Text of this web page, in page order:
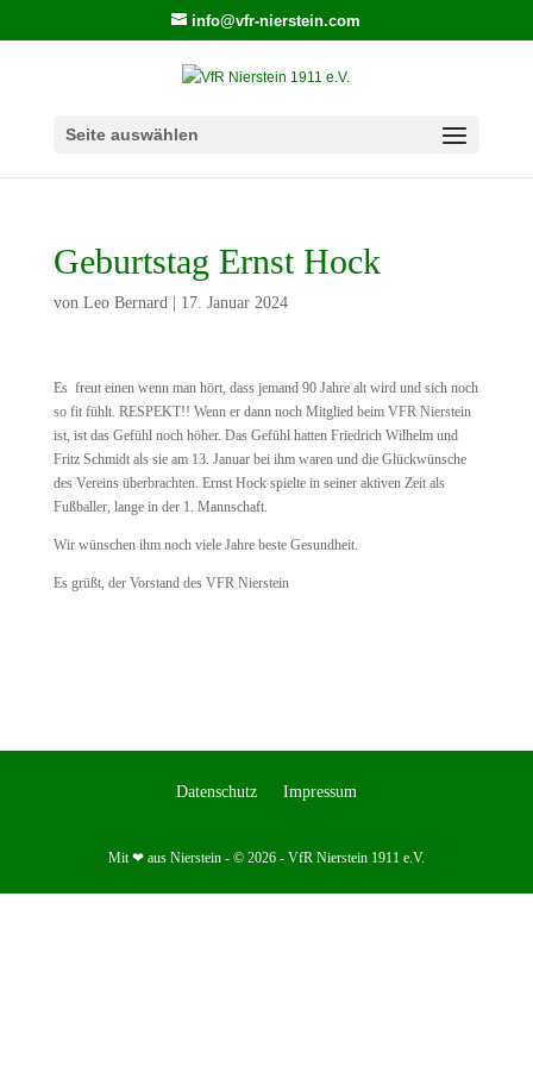
info@vfr-nierstein.com
Seite auswählen
Geburtstag Ernst Hock
von Leo Bernard| 17. Januar 2024
Es freut einen wenn man hört, dass jemand 90 Jahre alt wird und sich noch
so fit fühlt. RESPEKT!! Wenn er dann noch Mitglied beim VFR Nierstein
ist, ist das Gefühl noch höher. Das Gefühl hatten Friedrich Wilhelm und
Fritz Schmidt als sie am 13. Januar bei ihm waren und die Glückwünsche
des Vereins überbrachten. Ernst Hock spielte in seiner aktiven Zeit als
Fußballer, lange in der 1. Mannschaft.
Wir wünschen ihm noch viele Jahre beste Gesundheit.
Es grüßt, der Vorstand des VFR Nierstein
Datenschutz Impressum
Mit ❤ aus Nierstein - © 2026 - VfR Nierstein 1911 e.V.